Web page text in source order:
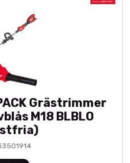
Grästrimmer
M18 BLBLO